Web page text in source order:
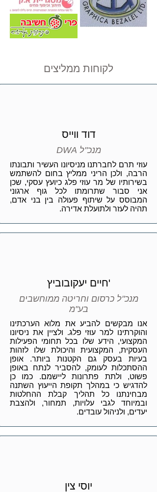
לקוחות ממליצים
דוד ווייס
מנכ"ל DWA
​עוזי תרם לחברתנו מניסיונו העשיר ותבונתו
הרבה, ולכן הריני ממליץ בחום להשתמש
בשירותיו של מר עוזי פלג כיועץ עסקי, שכן
אני סבור שתרומתו לכל גוף ארגוני
המבוסס על שיתוף פעולה בין בני אדם,
תהיה לעזר ולתועלת אדירה.
'חיים יעקובוביץ
מנכ"ל כרסום וחריטה ממוחשבים
בע"מ
אנו מבקשים להביע את מלוא הערכתינו
והוקרתינו למר עוזי פלג. ולציין את ניסיונו
המקצועי, הידע שלו בכל תחומי הפעילות
העסקית, המקצועית והיכולת שלו לזהות
בעיות בעסק גם הקטנות ביותר. אופן
ההסתכלות לעומק, להסביר לנתח באופן
פשוט, ולתת פתרונות ליישמם. כמו כן
להדגיש כי במהלך תקופת הייעוץ השתנה
מבחינתנו כל תהליך קבלת ההחלטות
ובמיוחד לגבי עלויות, תמחור, ולהצבת
יעדים, ולניהול עובדים.
יוסי צין